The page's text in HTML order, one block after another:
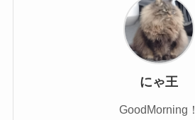
にゃ王
GoodMorning！